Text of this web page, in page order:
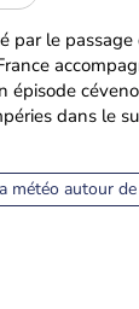
par le
épisode
dans le
météo autour